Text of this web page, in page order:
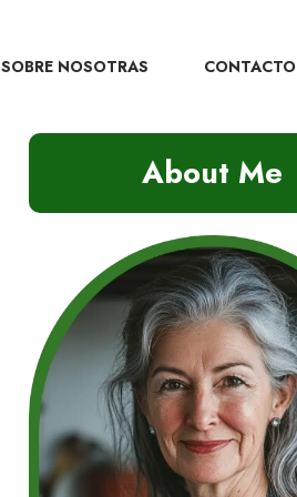
SOBRE NOSOTRAS CONTACTO
About Me